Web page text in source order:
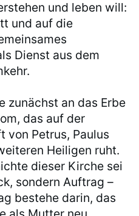
und leben will:
und auf die
Dienst aus dem
zunächst an das Erbe
das auf der
von Petrus, Paulus
Heiligen ruht.
dieser Kirche sei
sondern Auftrag –
bestehe darin, das